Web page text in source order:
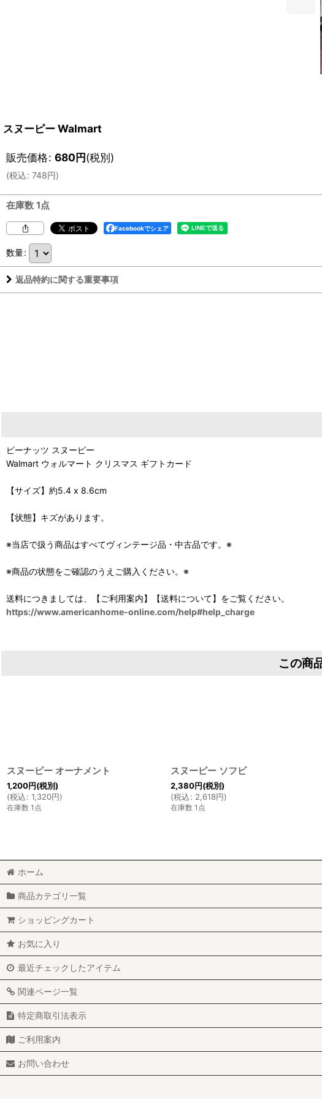
スヌーピー Walmart
販売価格: 680円(税別)
(税込: 748円)
在庫数 1点
Facebookでシェア
数量:
返品特約に関する重要事項
ピーナッツ スヌーピー
Walmart ウォルマート クリスマス ギフトカード
【サイズ】約5.4 x 8.6cm
【状態】キズがあります。
※当店で扱う商品はすべてヴィンテージ品・中古品です。※
※商品の状態をご確認のうえご購入ください。※
送料につきましては、【ご利用案内】【送料について】をご覧ください。
https://www.americanhome-online.com/help#help_charge
この商
スヌーピー オーナメント
1,200円(税別)
(税込: 1,320円)
在庫数 1点
スヌーピー ソフビ
2,380円(税別)
(税込: 2,618円)
在庫数 1点
ホーム
商品カテゴリ一覧
ショッピングカート
お気に入り
最近チェックしたアイテム
関連ページ一覧
特定商取引法表示
ご利用案内
お問い合わせ